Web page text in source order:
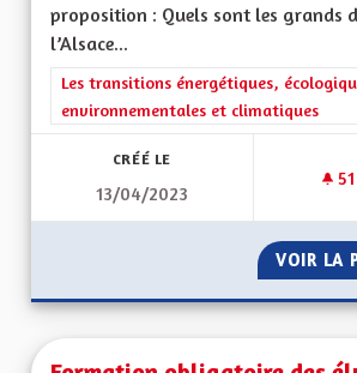
proposition : Quels sont les grands
l’Alsace...
Filtrer les résultats de la catégorie :
Les transitions énergétiques,
environnementales et climatiques
CRÉÉ LE
13/04/2023
51
VOIR LA